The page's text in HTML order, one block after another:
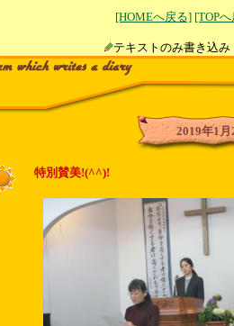
[HOMEへ戻る] [TOP
テキストのみ書
2019年1月
特別賛美!(^^)!